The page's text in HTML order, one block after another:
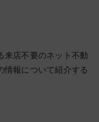
来店不要のネット不動
情報について紹介する